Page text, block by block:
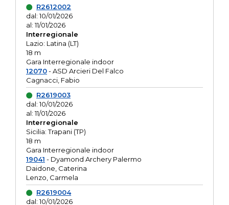
R2612002
dal: 10/01/2026
al: 11/01/2026
Interregionale
Lazio: Latina (LT)
18 m
Gara Interregionale indoor
12070- ASD Arcieri Del Falco
Cagnacci, Fabio
R2619003
dal: 10/01/2026
al: 11/01/2026
Interregionale
Sicilia: Trapani (TP)
18 m
Gara Interregionale indoor
19041 - Dyamond Archery Palermo
Daidone, Caterina
Lenzo, Carmela
R2619004
dal: 10/01/2026